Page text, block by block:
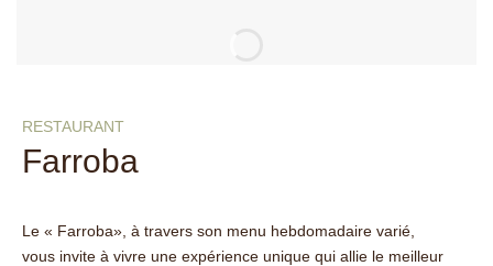
RESTAURANT
Farroba
Le « Farroba», à travers son menu hebdomadaire varié,
vous invite à vivre une expérience unique qui allie le meilleur